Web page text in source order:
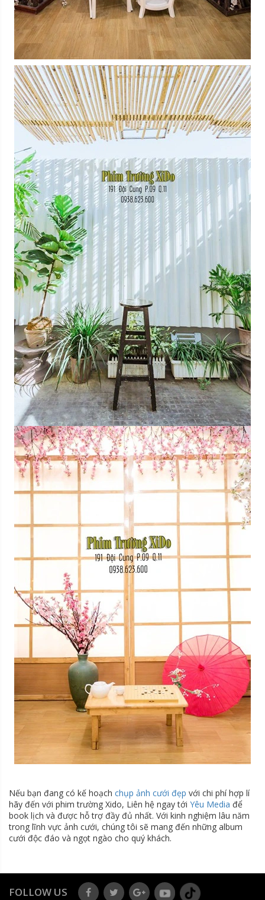
Nếu bạn đang có kế hoạch chụp ảnh cưới đẹp với chi phí hợp lí
hãy đến với phim trường Xido, Liên hệ ngay tới Yêu Media để
book lịch và được hỗ trợ đầy đủ nhất. Với kinh nghiệm lâu năm
trong lĩnh vực ảnh cưới, chúng tôi sẽ mang đến những album
cưới độc đáo và ngọt ngào cho quý khách.
FOLLOW US